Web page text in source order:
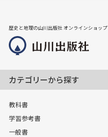
歴史と地理の山川出版社 オンラインショップ
カテゴリーから探す
教科書
学習参考書
一般書